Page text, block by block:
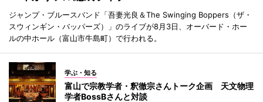
ジャンプ・ブルースバンド「吾妻光良＆The Swinging Boppers（ザ・
スウィンギン・バッパーズ）」のライブが8月3日、オーバード・ホー
ルの中ホール（富山市牛島町）で行われる。
学ぶ・知る
富山で宗教学者・釈徹宗さんトーク企画 天文物理
学者BossBさんと対談